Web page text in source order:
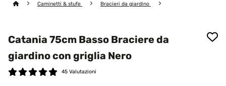
Caminetti & stufe Bracieri da giardino
Catania 75cm Basso Braciere da
giardino con griglia Nero
45 Valutazioni